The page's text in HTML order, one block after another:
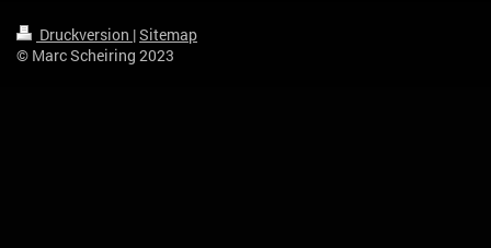
Druckversion |Sitemap
© Marc Scheiring 2023